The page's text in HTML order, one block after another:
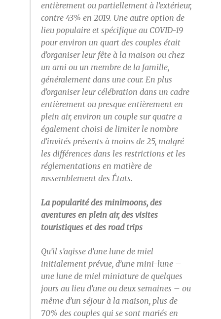
entièrement ou partiellement à l’extérieur,
contre 43% en 2019. Une autre option de
lieu populaire et spécifique au COVID-19
pour environ un quart des couples était
d’organiser leur fête à la maison ou chez
un ami ou un membre de la famille,
généralement dans une cour. En plus
d’organiser leur célébration dans un cadre
entièrement ou presque entièrement en
plein air, environ un couple sur quatre a
également choisi de limiter le nombre
d’invités présents à moins de 25, malgré
les différences dans les restrictions et les
réglementations en matière de
rassemblement des États.
La popularité des minimoons, des
aventures en plein air, des visites
touristiques et des road trips
Qu’il s’agisse d’une lune de miel
initialement prévue, d’une mini-lune –
une lune de miel miniature de quelques
jours au lieu d’une ou deux semaines – ou
même d’un séjour à la maison, plus de
70% des couples qui se sont mariés en